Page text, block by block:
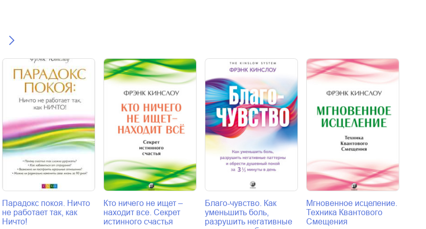
Парадокс покоя. Ничто
не работает так, как
Ничто!
Кто ничего не ищет –
находит все. Секрет
истинного счастья
Благо-чувство. Как
уменьшить боль,
разрушить негативные
Мгновенное исцеление.
Техника Квантового
Смещения